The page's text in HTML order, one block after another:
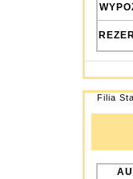
Filia